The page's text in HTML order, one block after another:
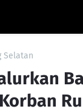
Selatan